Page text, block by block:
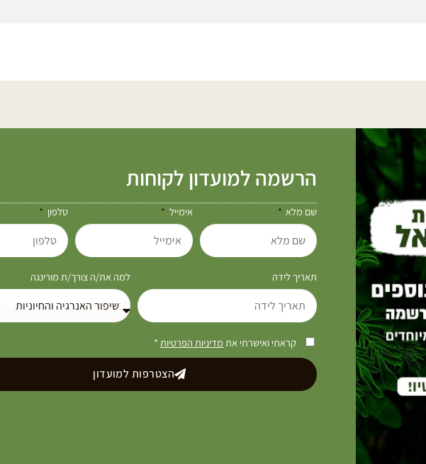
הרשמה למועדון לקוחות
שם מלא אימייל טלפון
תאריך לידה למה את/ה צורך/ת מורינגה
קראתי ואישרתי את מדיניות הפרטיות *
הצטרפות למועדון